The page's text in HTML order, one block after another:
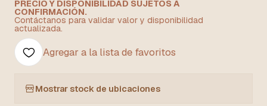
PRECIO Y DISPONIBILIDAD SUJETOS A
CONFIRMACIÓN.
Contáctanos para validar valor y disponibilidad
actualizada.
Agregar a la lista de favoritos
Mostrar stock de ubicaciones